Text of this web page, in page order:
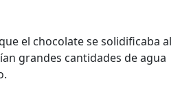
el chocolate se solidificaba al
grandes cantidades de agua